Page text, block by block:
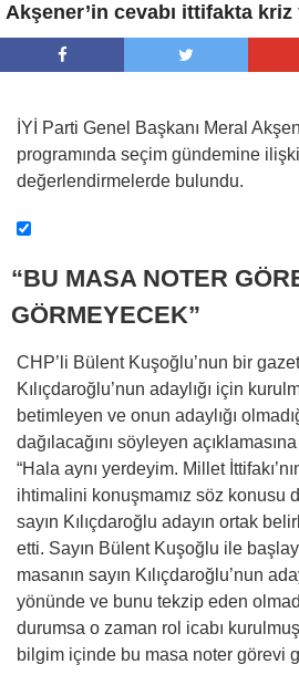
Akşener’in cevabı ittifakta
İYİ Parti Genel Başkanı Meral
programında seçim gündemine
değerlendirmelerde bulundu.
“BU MASA NOTER
GÖRMEYECEK”
CHP’li Bülent Kuşoğlu’nun bir
Kılıçdaroğlu’nun adaylığı için
betimleyen ve onun adaylığı
dağılacağını söyleyen
“Hala aynı yerdeyim. Millet
ihtimalini konuşmamız söz konusu
sayın Kılıçdaroğlu adayın ortak
etti. Sayın Bülent Kuşoğlu ile
masanın sayın Kılıçdaroğlu’nun
yönünde ve bunu tekzip eden
durumsa o zaman rol icabı
bilgim içinde bu masa noter görevi